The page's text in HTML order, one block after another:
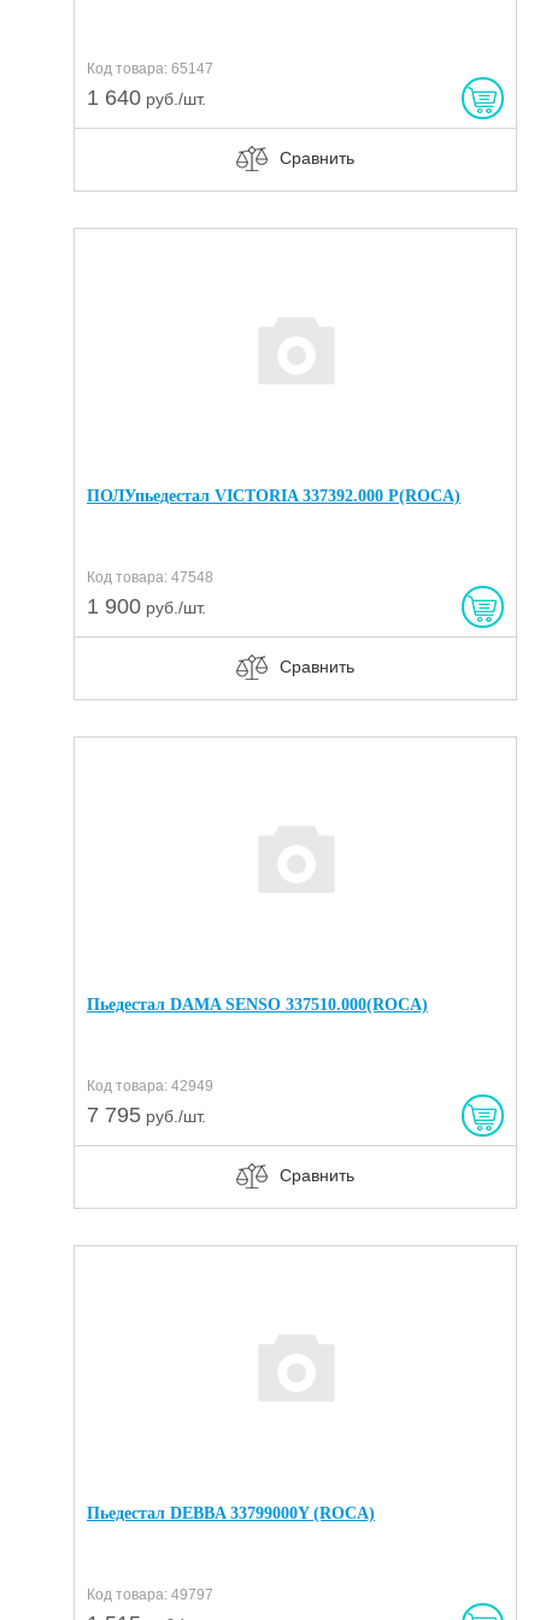
Код товара: 65147
1 640 руб./шт.
Сравнить
ПОЛУпьедестал VICTORIA 337392.000 Р(ROCA)
Код товара: 47548
1 900 руб./шт.
Сравнить
Пьедестал DAMA SENSO 337510.000(ROCA)
Код товара: 42949
7 795 руб./шт.
Сравнить
Пьедестал DEBBA 33799000Y (ROCA)
Код товара: 49797